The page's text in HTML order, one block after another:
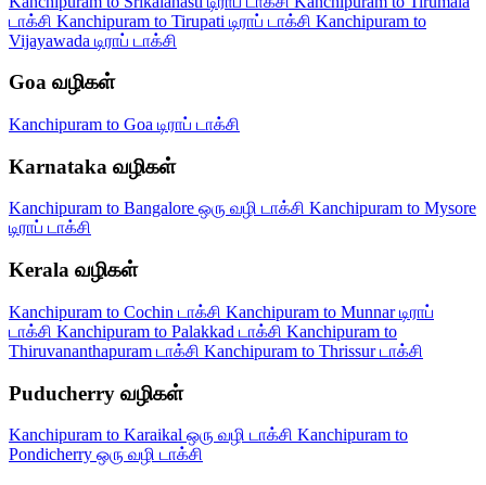
டாக்சி Kanchipuram to Tirupati டிராப் டாக்சி Kanchipuram to
Vijayawada டிராப் டாக்சி
Goa வழிகள்
Kanchipuram to Goa டிராப் டாக்சி
Karnataka வழிகள்
Kanchipuram to Bangalore ஒரு வழி டாக்சி Kanchipuram to Mysore
டிராப் டாக்சி
Kerala வழிகள்
Kanchipuram to Cochin டாக்சி Kanchipuram to Munnar டிராப்
டாக்சி Kanchipuram to Palakkad டாக்சி Kanchipuram to
Thiruvananthapuram டாக்சி Kanchipuram to Thrissur டாக்சி
Puducherry வழிகள்
Kanchipuram to Karaikal ஒரு வழி டாக்சி Kanchipuram to
Pondicherry ஒரு வழி டாக்சி